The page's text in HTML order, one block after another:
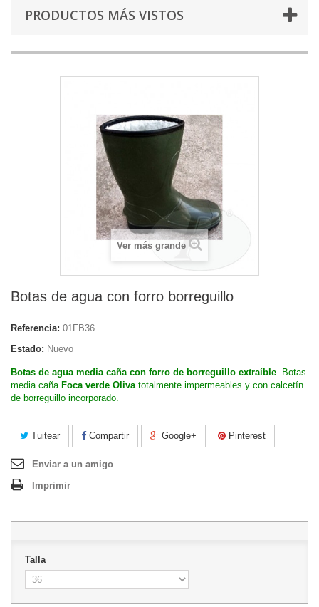
PRODUCTOS MÁS VISTOS
Ver más grande
Botas de agua con forro borreguillo
Referencia: 01FB36
Estado: Nuevo
Botas de agua media caña con forro de borreguillo extraíble. Botas
media caña Foca verde Olivatotalmente impermeables y con calcetín
de borreguillo incorporado.
Tuitear Compartir Google+ Pinterest
Enviar a un amigo
Imprimir
Talla